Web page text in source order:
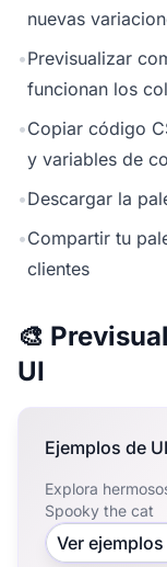
nuevas
•Previsualizar
funcionan los
•Copiar código
y variables de
•Descargar la
•Compartir tu
clientes
🎨
UI
Ejemplos de UI
Explora
Spooky the cat
Ver ejemplos